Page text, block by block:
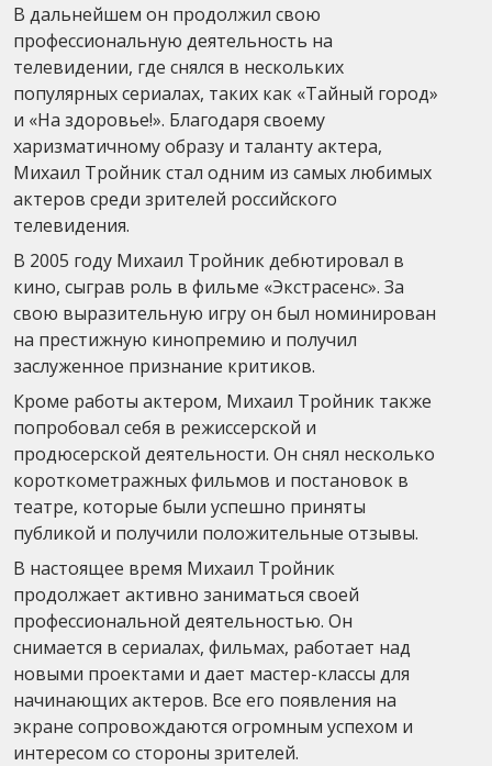
В дальнейшем он продолжил свою
профессиональную деятельность на
телевидении, где снялся в нескольких
популярных сериалах, таких как «Тайный город»
и «На здоровье!». Благодаря своему
харизматичному образу и таланту актера,
Михаил Тройник стал одним из самых любимых
актеров среди зрителей российского
телевидения.
В 2005 году Михаил Тройник дебютировал в
кино, сыграв роль в фильме «Экстрасенс». За
свою выразительную игру он был номинирован
на престижную кинопремию и получил
заслуженное признание критиков.
Кроме работы актером, Михаил Тройник также
попробовал себя в режиссерской и
продюсерской деятельности. Он снял несколько
короткометражных фильмов и постановок в
театре, которые были успешно приняты
публикой и получили положительные отзывы.
В настоящее время Михаил Тройник
продолжает активно заниматься своей
профессиональной деятельностью. Он
снимается в сериалах, фильмах, работает над
новыми проектами и дает мастер-классы для
начинающих актеров. Все его появления на
экране сопровождаются огромным успехом и
интересом со стороны зрителей.